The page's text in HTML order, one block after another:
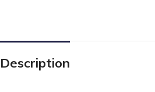
Description